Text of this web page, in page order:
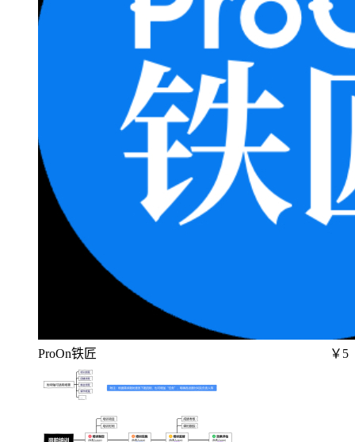
ProOn铁匠 ￥5